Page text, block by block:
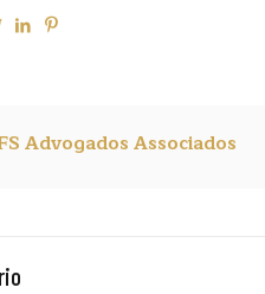
Advogados Associados